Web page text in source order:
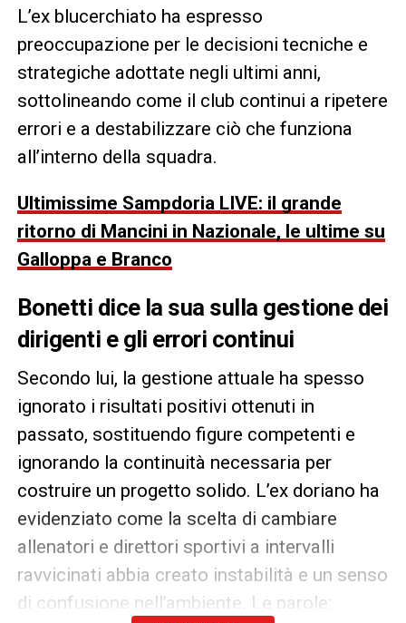
L’ex blucerchiato ha espresso
preoccupazione per le decisioni tecniche e
strategiche adottate negli ultimi anni,
sottolineando come il club continui a ripetere
errori e a destabilizzare ciò che funziona
all’interno della squadra.
Ultimissime Sampdoria LIVE: il grande
ritorno di Mancini in Nazionale, le ultime su
Galloppa e Branco
Bonetti dice la sua sulla gestione dei
dirigenti e gli errori continui
Secondo lui, la gestione attuale ha spesso
ignorato i risultati positivi ottenuti in
passato, sostituendo figure competenti e
ignorando la continuità necessaria per
costruire un progetto solido. L’ex doriano ha
evidenziato come la scelta di cambiare
allenatori e direttori sportivi a intervalli
ravvicinati abbia creato instabilità e un senso
di confusione nell’ambiente. Le parole: